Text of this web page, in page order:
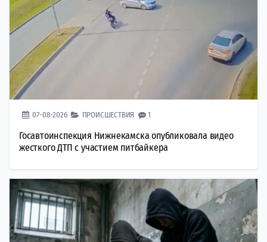
07-08-2026 ПРОИСШЕСТВИЯ 1
Госавтоинспекция Нижнекамска опубликовала видео
жесткого ДТП с участием питбайкера